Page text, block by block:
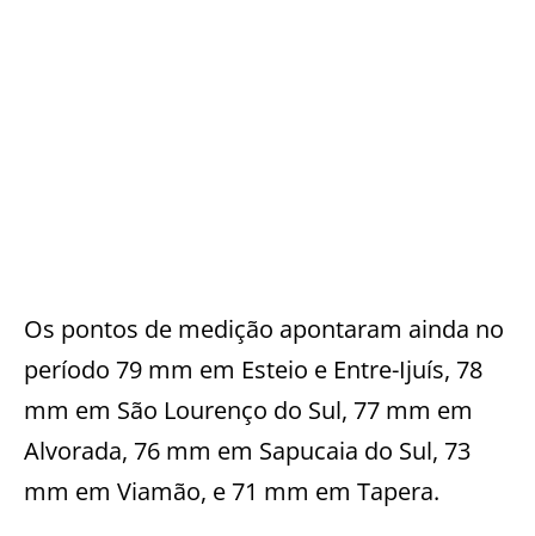
Os pontos de medição apontaram ainda no
período 79 mm em Esteio e Entre-Ijuís, 78
mm em São Lourenço do Sul, 77 mm em
Alvorada, 76 mm em Sapucaia do Sul, 73
mm em Viamão, e 71 mm em Tapera.